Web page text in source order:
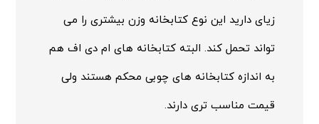
زیای دارید این نوع کتابخانه وزن بیشتری را می
تواند تحمل کند. البته کتابخانه های ام دی اف هم
به اندازه کتابخانه های چوبی محکم هستند ولی
قیمت مناسب تری دارند.